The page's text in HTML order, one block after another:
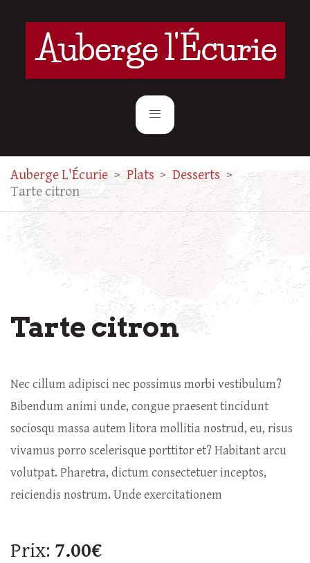
Auberge L'Écurie > Plats > Desserts >
Tarte citron
Tarte citron
Nec cillum adipisci nec possimus morbi vestibulum?
Bibendum animi unde, congue praesent tincidunt
sociosqu massa autem litora mollitia nostrud, eu, risus
vivamus porro scelerisque porttitor et? Habitant arcu
volutpat. Pharetra, dictum consectetuer inceptos,
reiciendis nostrum. Unde exercitationem
Prix: 7.00€